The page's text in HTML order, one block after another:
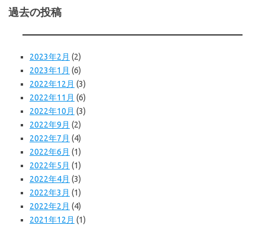
過去の投稿
2023年2月 (2)
2023年1月 (6)
2022年12月 (3)
2022年11月 (6)
2022年10月 (3)
2022年9月 (2)
2022年7月 (4)
2022年6月 (1)
2022年5月 (1)
2022年4月 (3)
2022年3月 (1)
2022年2月 (4)
2021年12月 (1)